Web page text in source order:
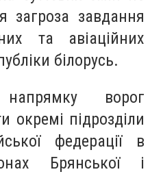
загроза завдання
та авіаційних
білорусь.
ворог
окремі підрозділи
федерації в
Брянської і